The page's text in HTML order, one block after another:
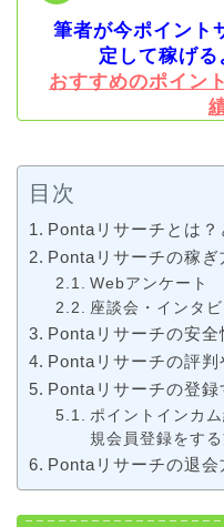
筆者が今ポイント
定して稼げる
おすすめのポイン
目次
Pontaリサーチとは？
Pontaリサーチの稼ぎ
Webアンケート
座談会・インタ
Pontaリサーチの安全
Pontaリサーチの評判
Pontaリサーチの登録
ポイントインカ
規会員登録をす
Pontaリサーチの退会